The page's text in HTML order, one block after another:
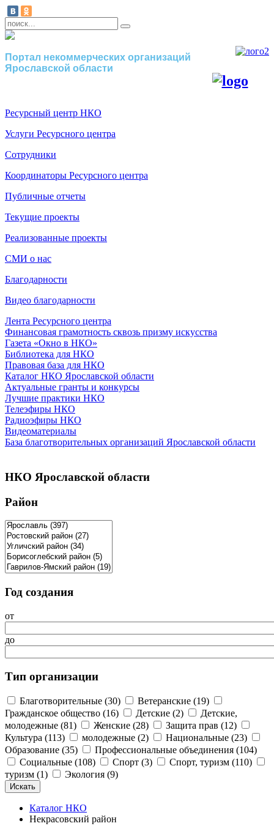
Портал некоммерческих организаций
Ярославской области
Ресурсный центр НКО
Услуги Ресурсного центра
Сотрудники
Координаторы Ресурсного центра
Публичные отчеты
Текущие проекты
Реализованные проекты
СМИ о нас
Благодарности
Видео благодарности
Лента Ресурсного центра
Финансовая грамотность сквозь призму искусства
Газета «Окно в НКО»
Библиотека для НКО
Правовая база для НКО
Каталог НКО Ярославской области
Актуальные гранты и конкурсы
Лучшие практики НКО
Телеэфиры НКО
Радиоэфиры НКО
Видеоматериалы
База благотворительных организаций Ярославской области
НКО Ярославской области
Район
Год создания
от
до
Тип организации
Благотворительные (30)
Ветеранские (19)
Гражданское общество (16)
Детские (2)
Детские,
молодежные (81)
Женские (28)
Защита прав (12)
Культура (113)
молодежные (2)
Национальные (23)
Образование (35)
Профессиональные объединения (104)
Социальные (108)
Спорт (3)
Спорт, туризм (110)
туризм (1)
Экология (9)
Каталог НКО
Некрасовский район